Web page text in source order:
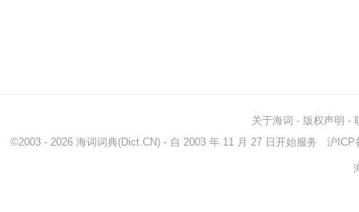
关于海词 - 版权声明 -
©2003 - 2026 海词词典(Dict.CN) - 自 2003 年 11 月 27 日开始服务 沪ICP